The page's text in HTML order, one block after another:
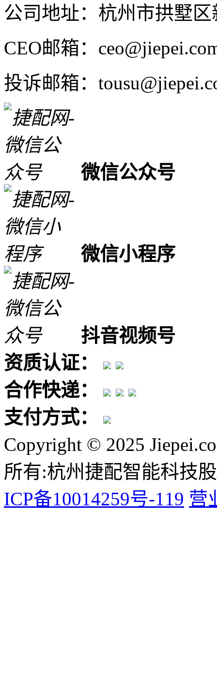
公司地址：杭州市拱墅
CEO邮箱：
投诉邮箱：
微信公众号
微信小程序
抖音视频号
资质认证：
合作快递：
支付方式：
Copyright © 2025
所有:杭州捷配智能科技
ICP备10014259号-119 营